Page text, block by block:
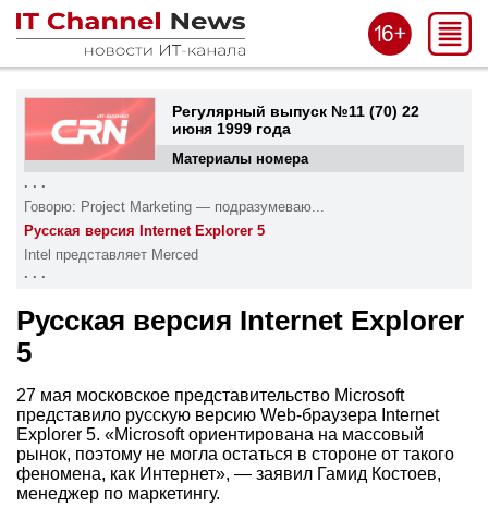
Регулярный выпуск №11 (70) 22
июня 1999 года
Материалы номера
. . .
Говорю: Project Marketing — подразумеваю...
Русская версия Internet Explorer 5
Intel представляет Merced
. . .
Русская версия Internet Explorer
5
27 мая московское представительство Microsoft
представило русскую версию Web-браузера Internet
Explorer 5. «Microsoft ориентирована на массовый
рынок, поэтому не могла остаться в стороне от такого
феномена, как Интернет», — заявил Гамид Костоев,
менеджер по маркетингу.